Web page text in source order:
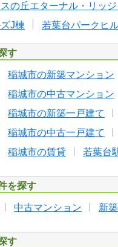
の丘エターナル・リッ
J棟
若葉台パークヒ
す
稲城市の新築マンション
稲城市の中古マンション
稲城市の新築一戸建て
稲城市の中古一戸建て
稲城市の賃貸 若葉台
を探す
中古マンション 新
す